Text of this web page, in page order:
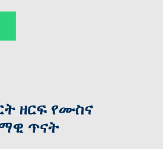
ዘርፍ የሙስና
ጥናት